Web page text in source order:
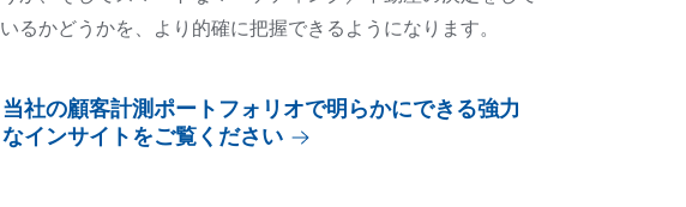
いるかどうかを、より的確に把握できるようになります。
当社の顧客計測ポートフォリオで明らかにできる強力
なインサイトをご覧ください